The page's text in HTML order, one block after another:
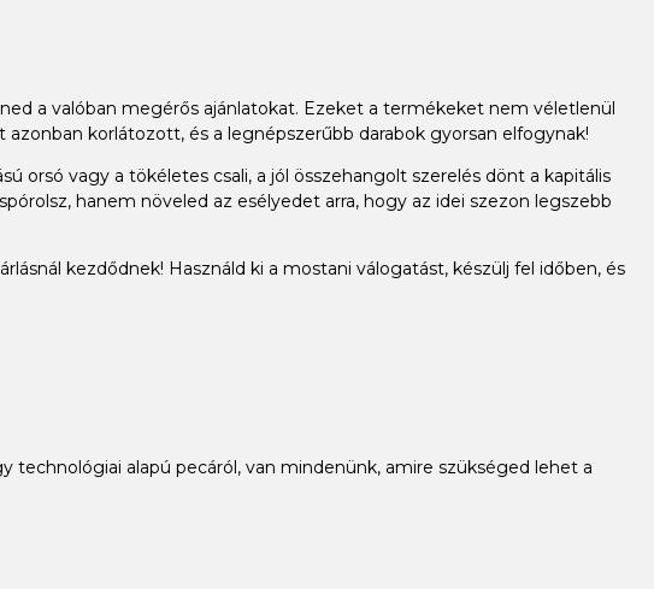
a valóban megérős ajánlatokat. Ezeket a termékeket nem véletlenül
azonban korlátozott, és a legnépszerűbb darabok gyorsan elfogynak!
orsó vagy a tökéletes csali, a jól összehangolt szerelés dönt a kapitális
hanem növeled az esélyedet arra, hogy az idei szezon legszebb
kezdődnek! Használd ki a mostani válogatást, készülj fel időben, és
alapú pecáról, van mindenünk, amire szükséged lehet a